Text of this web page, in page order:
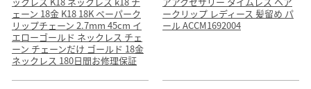
ェーン 18金 K18 18K ペーパーク
リップチェーン 2.7mm 45cm イ
エローゴールド ネックレス チェ
ーン チェーンだけ ゴールド 18金
ネックレス 180日間お修理保証
ークリップ レディース 髪留め パ
ール ACCM1692004